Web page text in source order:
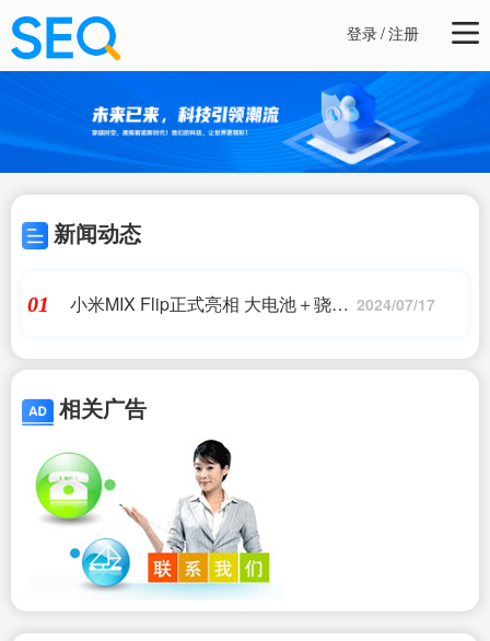
登录/注册
新闻动态
01
小米MIX Flip正式亮相 大电池＋骁龙 2024/07/17
相关广告